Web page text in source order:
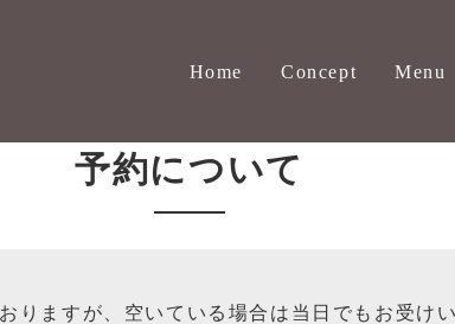
Home Concept Menu
予約について
りますが、空いている場合は当日でもお受け